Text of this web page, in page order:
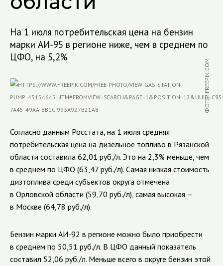
На 1 июля потребительская цена на бензин
марки АИ-95 в регионе ниже, чем в среднем по
ЦФО, на 5,2%
ФОТО: FREEPIK.COM
Согласно данным Росстата, на 1 июля средняя
потребительская цена на дизельное топливо в Рязанской
области составила 62,01 руб./л. Это на 2,3% меньше, чем
в среднем по ЦФО (63,47 руб./л). Самая низкая стоимость
дизтоплива среди субъектов округа отмечена
в Орловской области (59,70 руб./л), самая высокая —
в Москве (64,78 руб./л).
Бензин марки АИ-92 в регионе можно было приобрести
в среднем по 50,51 руб./л. В ЦФО данный показатель
составил 52,06 руб./л. Меньше всего в округе бензин этой